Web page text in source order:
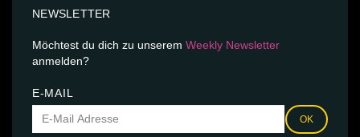
NEWSLETTER
Möchtest du dich zu unserem Weekly Newsletter
anmelden?
E-MAIL
OK